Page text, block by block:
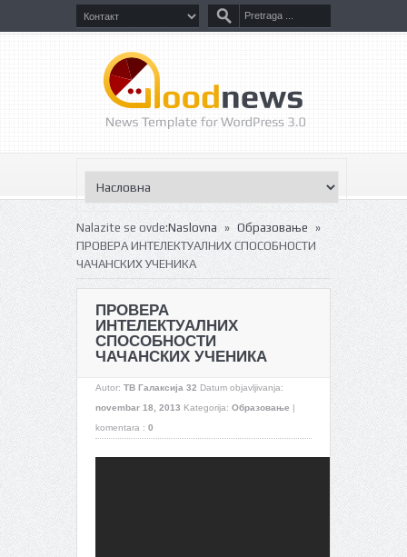
Nalazite se ovde:Naslovna » Образовање »
ПРОВЕРА ИНТЕЛЕКТУАЛНИХ СПОСОБНОСТИ
ЧАЧАНСКИХ УЧЕНИКА
ПРОВЕРА
ИНТЕЛЕКТУАЛНИХ
СПОСОБНОСТИ
ЧАЧАНСКИХ УЧЕНИКА
Autor: ТВ Галаксија 32 Datum objavljivanja:
novembar 18, 2013 Kategorija: Образовање |
komentara : 0